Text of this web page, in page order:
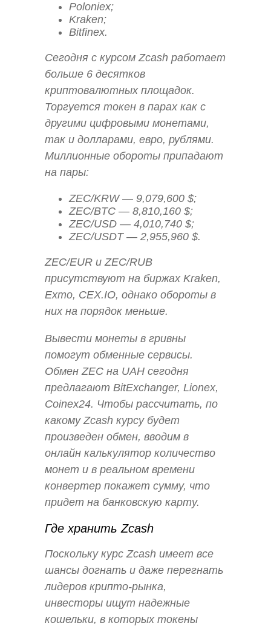
Poloniex;
Kraken;
Bitfinex.
Сегодня с курсом Zcash работает
больше 6 десятков
криптовалютных площадок.
Торгуется токен в парах как с
другими цифровыми монетами,
так и долларами, евро, рублями.
Миллионные обороты припадают
на пары:
ZEC/KRW — 9,079,600 $;
ZEC/BTC — 8,810,160 $;
ZEC/USD — 4,010,740 $;
ZEC/USDT — 2,955,960 $.
ZEC/EUR и ZEC/RUB
присутствуют на биржах Kraken,
Exmo, CEX.IO, однако обороты в
них на порядок меньше.
Вывести монеты в гривны
помогут обменные сервисы.
Обмен ZEC на UAH сегодня
предлагают BitExchanger, Lionex,
Coinex24. Чтобы рассчитать, по
какому Zcash курсу будет
произведен обмен, вводим в
онлайн калькулятор количество
монет и в реальном времени
конвертер покажет сумму, что
придет на банковскую карту.
Где хранить Zcash
Поскольку курс Zcash имеет все
шансы догнать и даже перегнать
лидеров крипто-рынка,
инвесторы ищут надежные
кошельки, в которых токены